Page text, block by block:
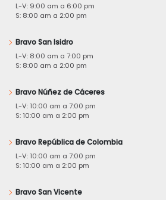
L-V: 9:00 am a 6:00 pm
S: 8:00 am a 2:00 pm
Bravo San Isidro
L-V: 8:00 am a 7:00 pm
S: 8:00 am a 2:00 pm
Bravo Núñez de Cáceres
L-V: 10:00 am a 7:00 pm
S: 10:00 am a 2:00 pm
Bravo República de Colombia
L-V: 10:00 am a 7:00 pm
S: 10:00 am a 2:00 pm
Bravo San Vicente